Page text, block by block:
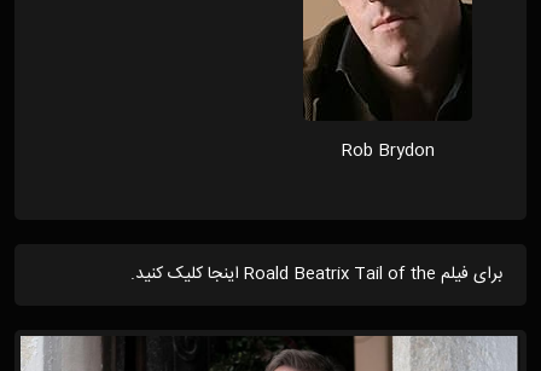
Rob Brydon
برای فیلم Roald Beatrix Tail of the اینجا کلیک کنید.